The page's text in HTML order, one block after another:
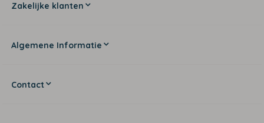
Zakelijke klanten
Algemene Informatie
Contact